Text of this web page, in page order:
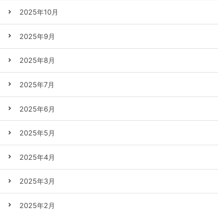
2025年10月
2025年9月
2025年8月
2025年7月
2025年6月
2025年5月
2025年4月
2025年3月
2025年2月